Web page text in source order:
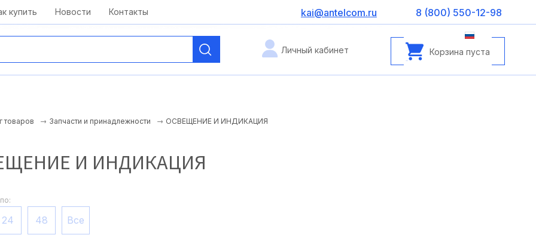
c 08:00 до 20:00
купить Новости Контакты 8 (800) 550-12-98
kai@antelcom.ru
Корзина пуста
Личный кабинет
товаров Запчасти и принадлежности ОСВЕЩЕНИЕ И ИНДИКАЦИЯ
И ИНДИКАЦИЯ
24 48 Все